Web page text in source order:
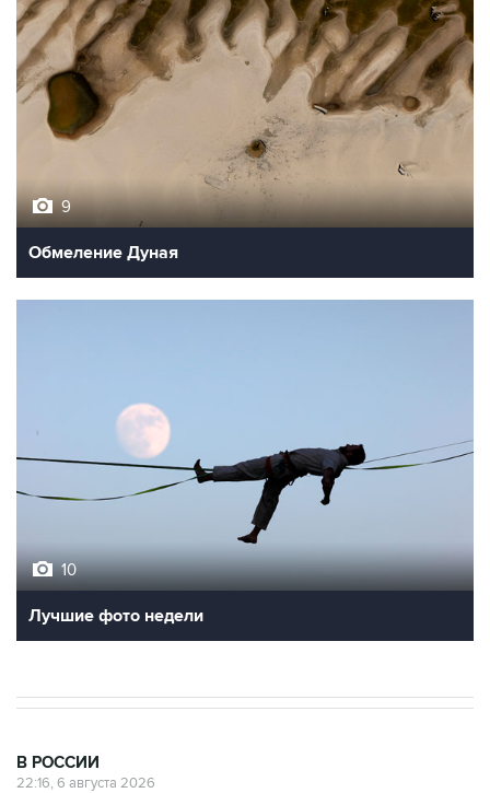
9
Обмеление Дуная
10
Лучшие фото недели
В РОССИИ
22:16, 6 августа 2026